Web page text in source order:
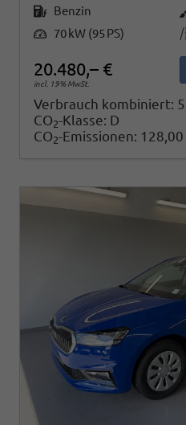
Kraftstoff Benzin
Leistung 70 kW (95 PS)
20.480,– €
incl. 19% MwSt.
Verbrauch kombiniert:
CO2-Klasse: D
CO2-Emissionen: